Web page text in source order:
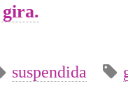
suspendida